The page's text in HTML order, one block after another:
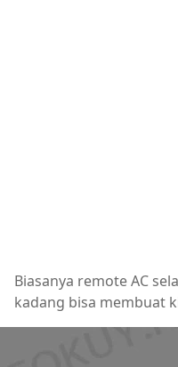
Biasanya remote AC
kadang bisa membuat